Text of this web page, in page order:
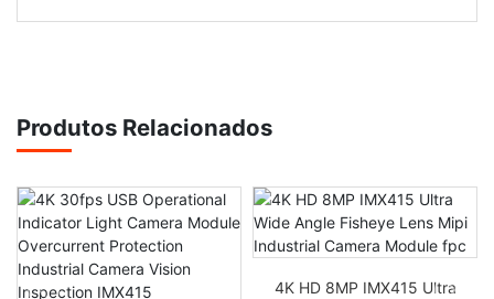
Produtos Relacionados
4K HD 8MP IMX415 Ultra